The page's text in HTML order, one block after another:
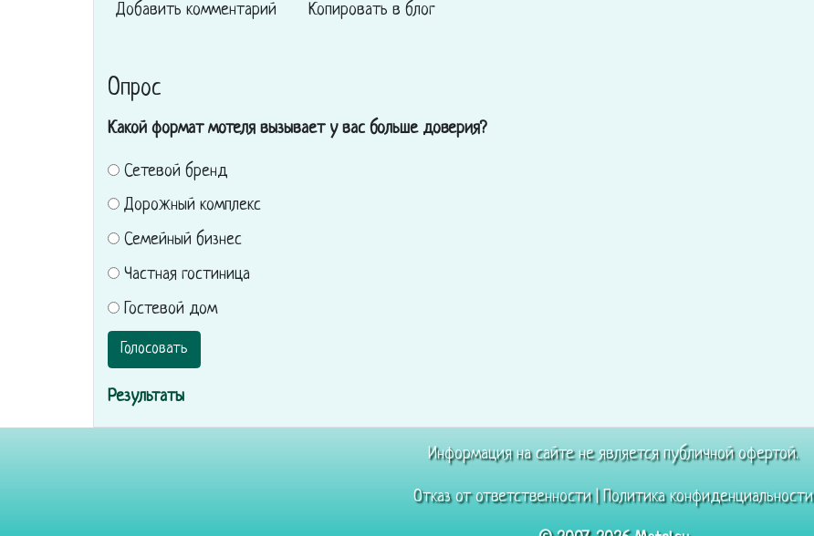
Добавить комментарий Копировать в блог
Опрос
Какой формат мотеля вызывает у вас больше доверия?
Сетевой бренд
Дорожный комплекс
Семейный бизнес
Частная гостиница
Гостевой дом
Голосовать
Результаты
Информация на сайте не является публичной офертой.
Отказ от ответственности|Политика конфиденциальности